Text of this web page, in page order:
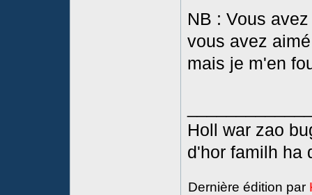
NB : Vous
vous avez
mais je m'en
Holl war zao
d'hor familh ha
Dernière édition par